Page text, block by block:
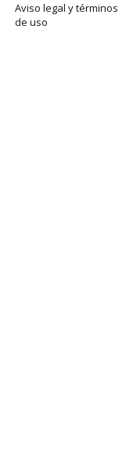
Aviso legal y términos
de uso